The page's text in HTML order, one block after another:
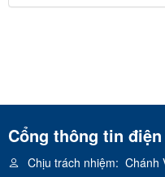
Cổng thông tin
Chịu trách nhiệm: Chánh